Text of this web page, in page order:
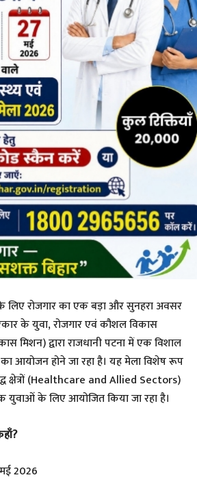
लिए रोजगार का एक बड़ा और सुनहरा अवसर
के युवा, रोजगार एवं कौशल विकास
मिशन) द्वारा राजधानी पटना में एक विशाल
का आयोजन होने जा रहा है। यह मेला विशेष रूप
क्षेत्रों (Healthcare and Allied Sectors)
के लिए आयोजित किया जा रहा है।
2026